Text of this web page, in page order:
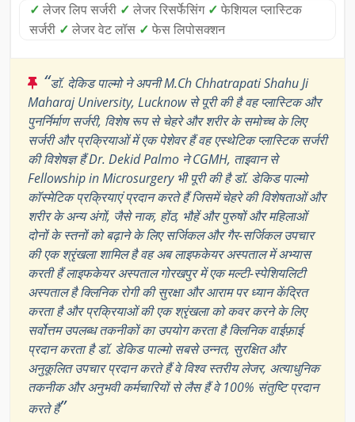
✓ लेजर लिप सर्जरी ✓ लेजर रिसर्फेसिंग ✓ फेशियल प्लास्टिक
सर्जरी ✓ लेजर वेट लॉस ✓ फेस लिपोसक्शन
“डॉ. देकिड पाल्मो ने अपनी M.Ch Chhatrapati Shahu Ji
Maharaj University, Lucknow से पूरी की है वह प्लास्टिक और
पुनर्निर्माण सर्जरी, विशेष रूप से चेहरे और शरीर के समोच्च के लिए
सर्जरी और प्रक्रियाओं में एक पेशेवर हैं वह एस्थेटिक प्लास्टिक सर्जरी
की विशेषज्ञ हैं Dr. Dekid Palmo ने CGMH, ताइवान से
Fellowship in Microsurgery भी पूरी की है डॉ. डेकिड पाल्मो
कॉस्मेटिक प्रक्रियाएं प्रदान करते हैं जिसमें चेहरे की विशेषताओं और
शरीर के अन्य अंगों, जैसे नाक, होंठ, भौहें और पुरुषों और महिलाओं
दोनों के स्तनों को बढ़ाने के लिए सर्जिकल और गैर-सर्जिकल उपचार
की एक श्रृंखला शामिल है वह अब लाइफकेयर अस्पताल में अभ्यास
करती हैं लाइफकेयर अस्पताल गोरखपुर में एक मल्टी-स्पेशियलिटी
अस्पताल है क्लिनिक रोगी की सुरक्षा और आराम पर ध्यान केंद्रित
करता है और प्रक्रियाओं की एक श्रृंखला को कवर करने के लिए
सर्वोत्तम उपलब्ध तकनीकों का उपयोग करता है क्लिनिक वाईफ़ाई
प्रदान करता है डॉ. डेकिड पाल्मो सबसे उन्नत, सुरक्षित और
अनुकूलित उपचार प्रदान करते हैं वे विश्व स्तरीय लेजर, अत्याधुनिक
तकनीक और अनुभवी कर्मचारियों से लैस हैं वे 100% संतुष्टि प्रदान
करते हैं”